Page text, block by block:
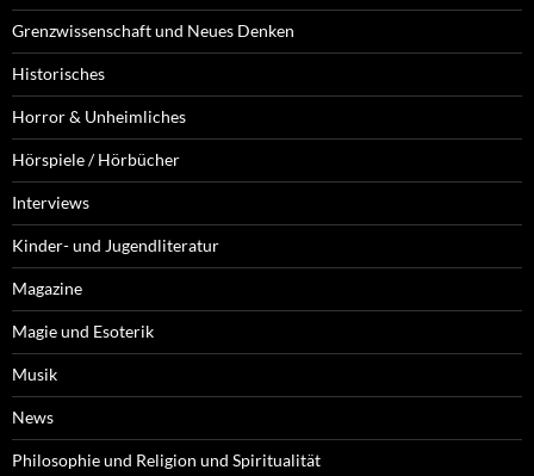
Grenzwissenschaft und Neues Denken
Historisches
Horror & Unheimliches
Hörspiele / Hörbücher
Interviews
Kinder- und Jugendliteratur
Magazine
Magie und Esoterik
Musik
News
Philosophie und Religion und Spiritualität